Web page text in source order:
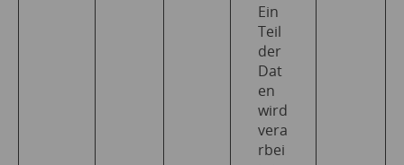
Ein
Teil
der
Dat
en
wird
vera
rbei